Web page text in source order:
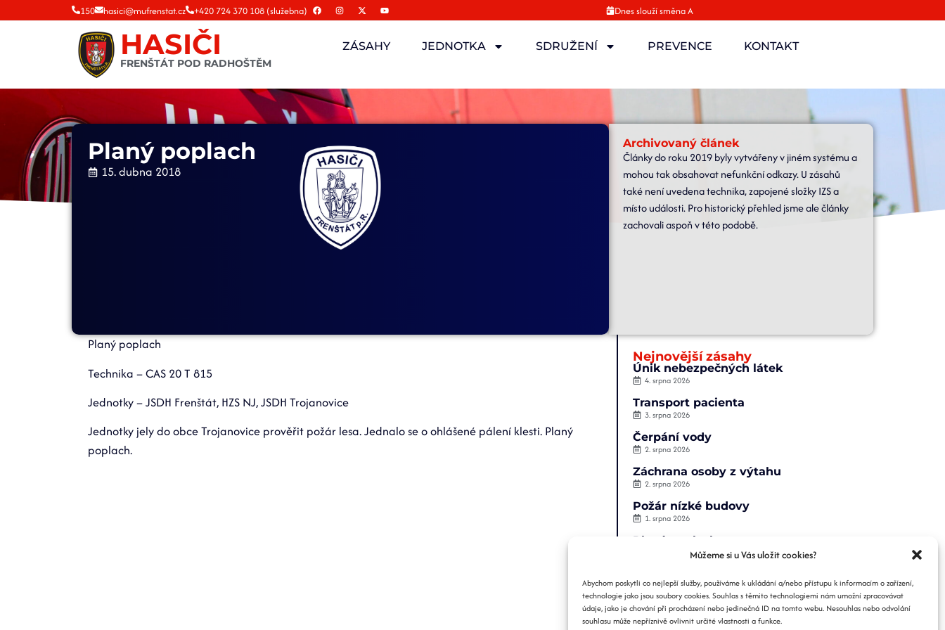
Můžeme si u Vás uložit cookies?
Abychom poskytli co nejlepší služby, používáme k ukládání a/nebo přístupu k informacím o zařízení,
technologie jako jsou soubory cookies. Souhlas s těmito technologiemi nám umožní zpracovávat
údaje, jako je chování při procházení nebo jedinečná ID na tomto webu. Nesouhlas nebo odvolání
souhlasu může nepříznivě ovlivnit určité vlastnosti a funkce.
150 hasici@mufrenstat.cz +420 724 370 108 (služebna) Dnes slouží směna A
HASIČI
FRENŠTÁT POD RADHOŠTĚM
ZÁSAHY JEDNOTKA SDRUŽENÍ PREVENCE KONTAKT
Planý poplach
15. dubna 2018
Archivovaný článek
Články do roku 2019 byly vytvářeny v jiném systému a
mohou tak obsahovat nefunkční odkazy. U zásahů
také není uvedena technika, zapojené složky IZS a
místo události. Pro historický přehled jsme ale články
zachovali aspoň v této podobě.
Planý poplach
Technika – CAS 20 T 815
Jednotky – JSDH Frenštát, HZS NJ, JSDH Trojanovice
Jednotky jely do obce Trojanovice prověřit požár lesa. Jednalo se o ohlášené pálení klesti. Planý
poplach.
Nejnovější zásahy
Únik nebezpečných látek
4. srpna 2026
Transport pacienta
3. srpna 2026
Čerpání vody
2. srpna 2026
Záchrana osoby z výtahu
2. srpna 2026
Požár nízké budovy
1. srpna 2026
Planý poplach